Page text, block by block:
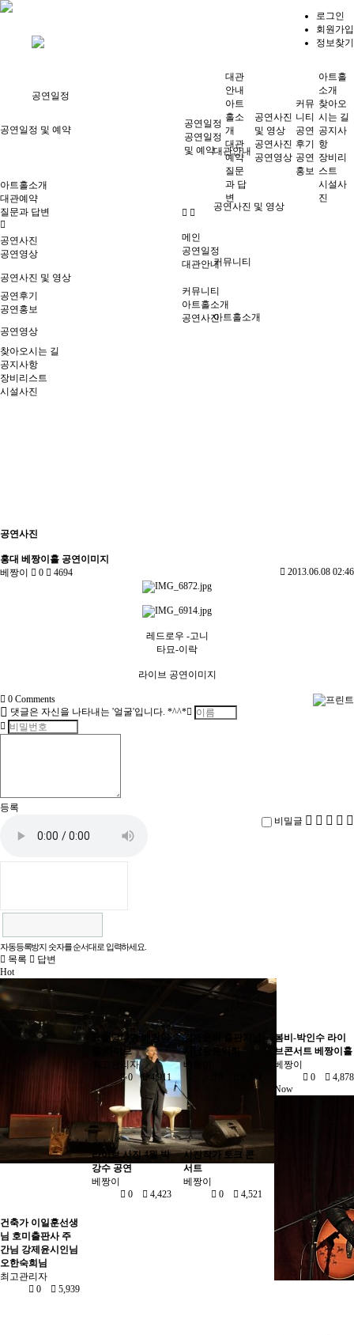
로그인
회원가입
정보찾기
공연일정
공연일정 및 예약
대관안내
아트홀소개
대관예약
질문과 답변
공연사진 및 영상
공연사진
공연영상
커뮤니티
공연후기
공연홍보
아트홀소개
찾아오시는 길
공지사항
장비리스트
시설사진
공연일정
공연일정
및 예약
대관
안내
아트
홀소
개
대관
예약
질문
과 답
변
공연사진
및 영상
공연사진
공연영상
커뮤
니티
공연
후기
공연
홍보
아트홀
소개
찾아오
시는 길
공지사
항
장비리
스트
시설사
진
메인
공연일정
대관안내
공연사진 및 영상
커뮤니티
아트홀소개
공연사진
공연영상
공연사진
홍대 베짱이홀 공연이미지
베짱이
0 4694 2013.06.08 02:46
레드로우 -고니
타묘-이락
라이브 공연이미지
0 Comments
댓글은 자신을 나타내는 '얼굴'입니다. *^^*
등록
비밀글
자동등록방지 숫자를 순서대로 입력하세요.
목록
답변
Hot
건축가 이일훈선생
님 호미출판사 주
간님 강제윤시인님
오한숙희님
최고관리자
0
5,939
요술당나귀 베짱이
홀 라이브
최고관리자
0 4,911
강제윤의 출판기념
시낭송음악회
베짱이
4,751
봄비-박인수 라이
브콘서트 베짱이홀
베짱이
0
4,878
라이브 사진 4월 박
강수 공연
베짱이
0
4,423
사진작가 토크 콘
서트
베짱이
0
4,521
Now